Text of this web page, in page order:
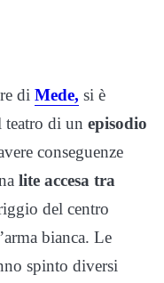
di Mede, si è
teatro di un episodio
conseguenze
lite accesa tra
del centro
bianca. Le
spinto diversi